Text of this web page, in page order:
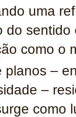
uma
do
como o
planos –
–
como